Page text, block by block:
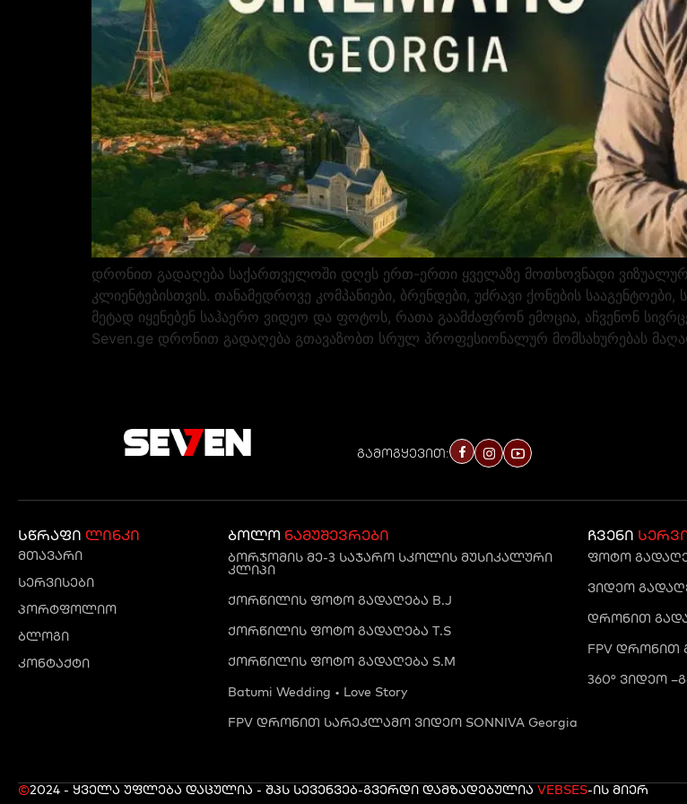
დრონით გადაღება საქართველოში დღეს ერთ-ერთი ყველაზე მოთხოვნადი ვიზუალური
კლიენტებისთვის. თანამედროვე კომპანიები, ბრენდები, უძრავი ქონების
მეტად იყენებენ საჰაერო ვიდეო და ფოტოს, რათა გაამძაფრონ ემოცია, აჩვენონ
Seven.ge დრონით გადაღება გთავაზობთ სრულ პროფესიონალურ მომსახურებას
გამოგყევით:
სწრაფი ლინკი
მთავარი
სერვისები
პორტფოლიო
ბლოგი
კონტაქტი
ბოლო ნამუშევრები
ბორჯომის მე-3 საჯარო სკოლის მუსიკალური
კლიპი
ქორწილის ფოტო გადაღება B.J
ქორწილის ფოტო გადაღება T.S
ქორწილის ფოტო გადაღება S.M
Batumi Wedding • Love Story
FPV დრონით სარეკლამო ვიდეო SONNIVA Georgia
ჩვენი
ფოტო
ვიდეო
დრონით
FPV დრონით
360° ვიდეო
©2024 - ყველა უფლება დაცულია - შპს სევენვებ-გვერდი დამზადებულია VEBSES-ის მიერ